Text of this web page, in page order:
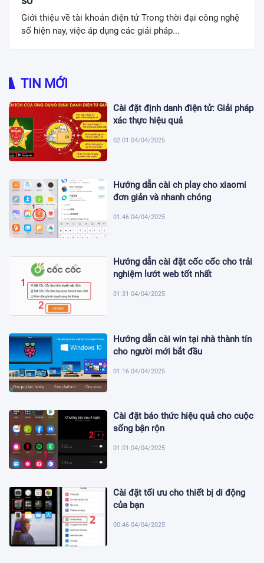
Giới thiệu về tài khoản điện tử Trong thời đại công nghệ
số hiện nay, việc áp dụng các giải pháp...
TIN MỚI
Cài đặt định danh điện tử: Giải pháp
xác thực hiệu quả
02:01 04/04/2025
Hướng dẫn cài ch play cho xiaomi
đơn giản và nhanh chóng
01:46 04/04/2025
Hướng dẫn cài đặt cốc cốc cho trải
nghiệm lướt web tốt nhất
01:31 04/04/2025
Hướng dẫn cài win tại nhà thành tín
cho người mới bắt đầu
01:16 04/04/2025
Cài đặt báo thức hiệu quả cho cuộc
sống bận rộn
01:01 04/04/2025
Cài đặt tối ưu cho thiết bị di động
của bạn
00:46 04/04/2025